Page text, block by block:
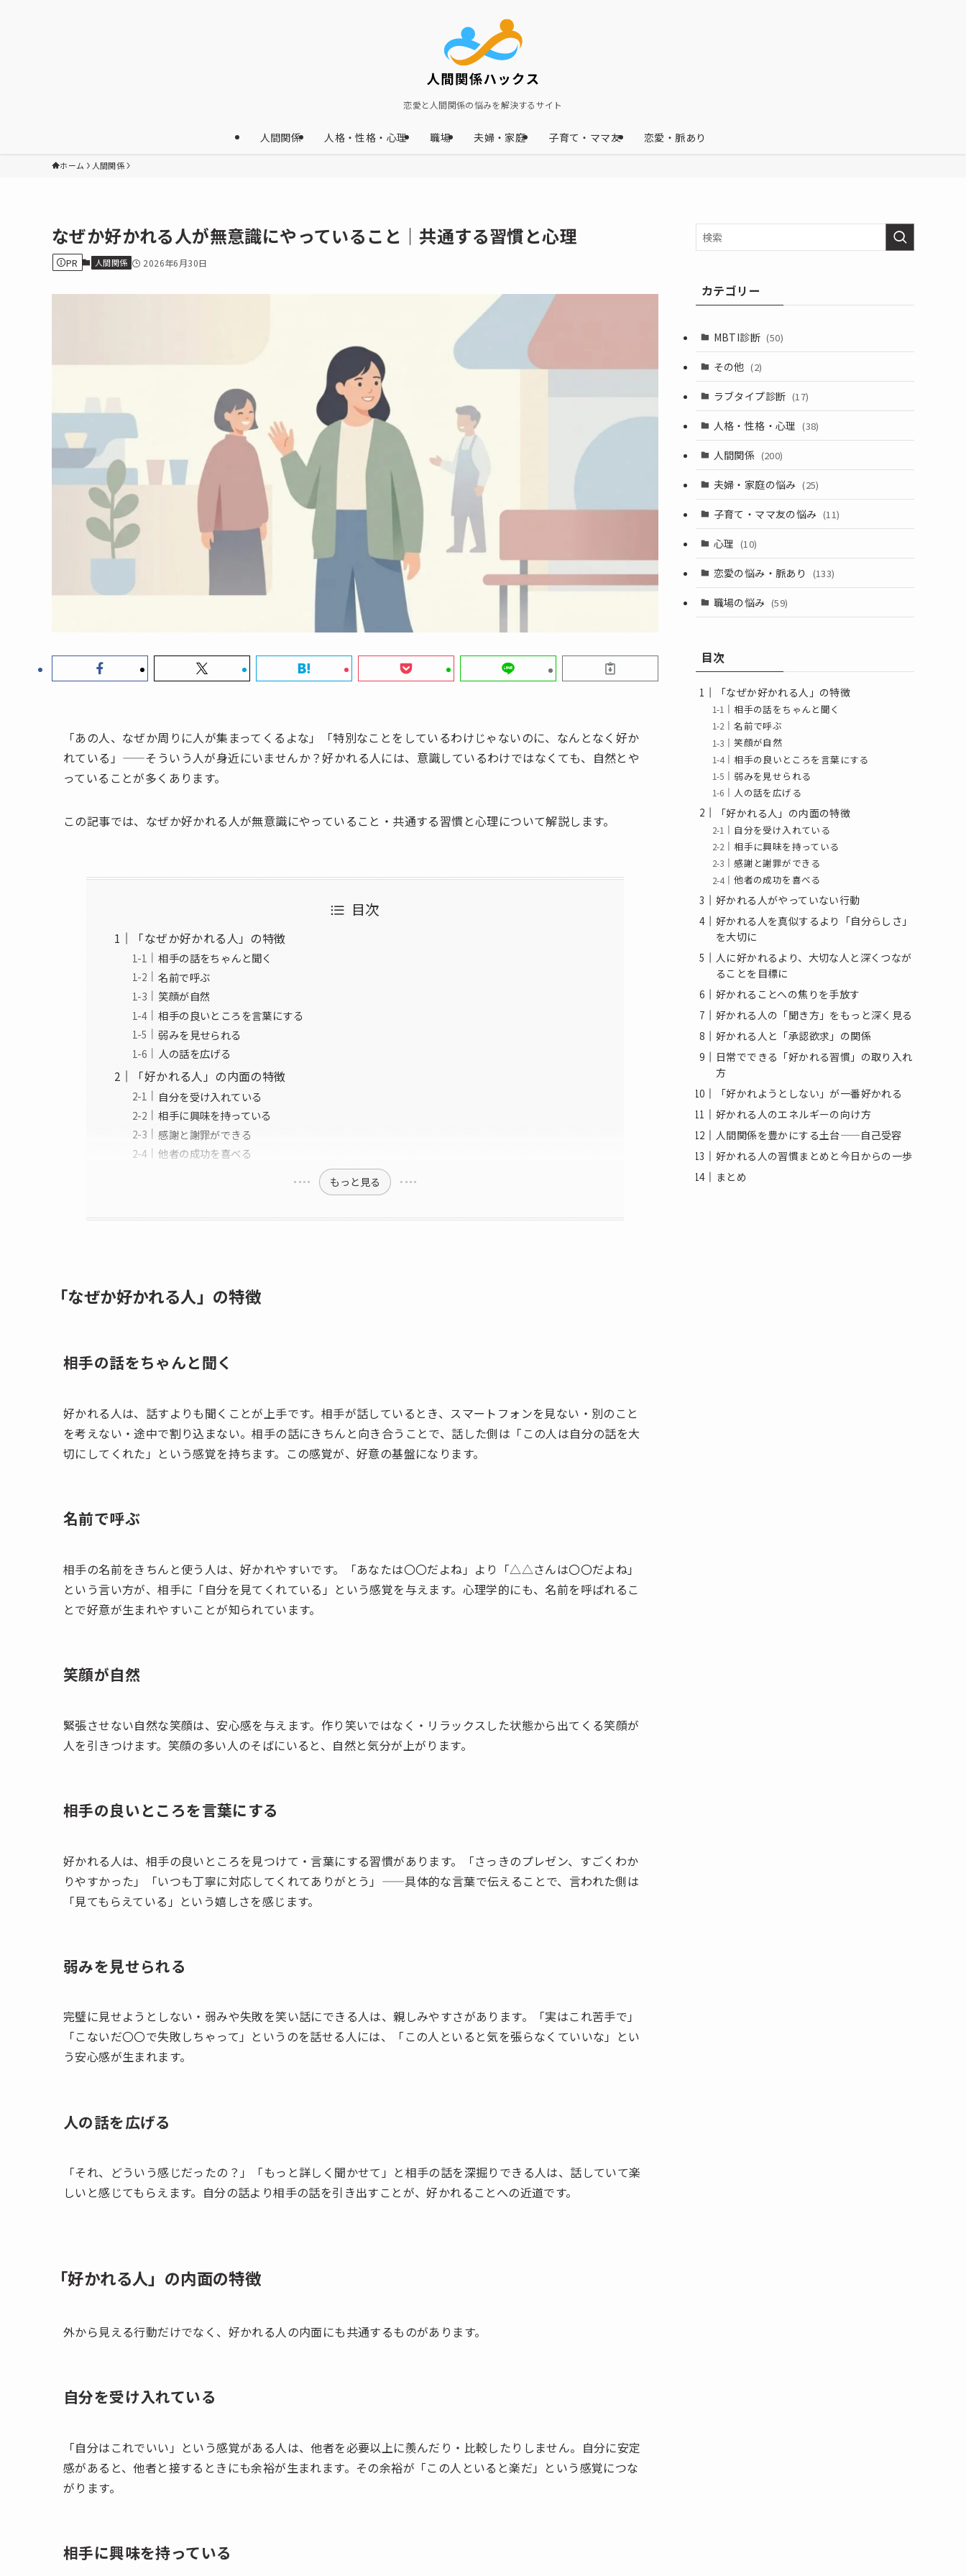
恋愛と人間関係の悩みを解決するサイト
人間関係 人格・性格・心理 職場 夫婦・家庭 子育て・ママ友 恋愛・脈あり
ホーム 人間関係
なぜか好かれる人が無意識にやっていること｜共通する習慣と心理
PR 人間関係 2026年6月30日
「あの人、なぜか周りに人が集まってくるよな」「特別なことをしているわけじゃないのに、なんとなく好か
れている」——そういう人が身近にいませんか？好かれる人には、意識しているわけではなくても、自然とや
っていることが多くあります。
この記事では、なぜか好かれる人が無意識にやっていること・共通する習慣と心理について解説します。
目次
「なぜか好かれる人」の特徴
相手の話をちゃんと聞く
名前で呼ぶ
笑顔が自然
相手の良いところを言葉にする
弱みを見せられる
人の話を広げる
「好かれる人」の内面の特徴
自分を受け入れている
相手に興味を持っている
感謝と謝罪ができる
他者の成功を喜べる
もっと見る
「なぜか好かれる人」の特徴
相手の話をちゃんと聞く
好かれる人は、話すよりも聞くことが上手です。相手が話しているとき、スマートフォンを見ない・別のこと
を考えない・途中で割り込まない。相手の話にきちんと向き合うことで、話した側は「この人は自分の話を大
切にしてくれた」という感覚を持ちます。この感覚が、好意の基盤になります。
名前で呼ぶ
相手の名前をきちんと使う人は、好かれやすいです。「あなたは〇〇だよね」より「△△さんは〇〇だよね」
という言い方が、相手に「自分を見てくれている」という感覚を与えます。心理学的にも、名前を呼ばれるこ
とで好意が生まれやすいことが知られています。
笑顔が自然
緊張させない自然な笑顔は、安心感を与えます。作り笑いではなく・リラックスした状態から出てくる笑顔が
人を引きつけます。笑顔の多い人のそばにいると、自然と気分が上がります。
相手の良いところを言葉にする
好かれる人は、相手の良いところを見つけて・言葉にする習慣があります。「さっきのプレゼン、すごくわか
りやすかった」「いつも丁寧に対応してくれてありがとう」——具体的な言葉で伝えることで、言われた側は
「見てもらえている」という嬉しさを感じます。
弱みを見せられる
完璧に見せようとしない・弱みや失敗を笑い話にできる人は、親しみやすさがあります。「実はこれ苦手で」
「こないだ〇〇で失敗しちゃって」というのを話せる人には、「この人といると気を張らなくていいな」とい
う安心感が生まれます。
人の話を広げる
「それ、どういう感じだったの？」「もっと詳しく聞かせて」と相手の話を深掘りできる人は、話していて楽
しいと感じてもらえます。自分の話より相手の話を引き出すことが、好かれることへの近道です。
「好かれる人」の内面の特徴
外から見える行動だけでなく、好かれる人の内面にも共通するものがあります。
自分を受け入れている
「自分はこれでいい」という感覚がある人は、他者を必要以上に羨んだり・比較したりしません。自分に安定
感があると、他者と接するときにも余裕が生まれます。その余裕が「この人といると楽だ」という感覚につな
がります。
相手に興味を持っている
カテゴリー
MBTI診断 (50)
その他 (2)
ラブタイプ診断 (17)
人格・性格・心理 (38)
人間関係 (200)
夫婦・家庭の悩み (25)
子育て・ママ友の悩み (11)
心理 (10)
恋愛の悩み・脈あり (133)
職場の悩み (59)
目次
「なぜか好かれる人」の特徴
相手の話をちゃんと聞く
名前で呼ぶ
笑顔が自然
相手の良いところを言葉にする
弱みを見せられる
人の話を広げる
「好かれる人」の内面の特徴
自分を受け入れている
相手に興味を持っている
感謝と謝罪ができる
他者の成功を喜べる
好かれる人がやっていない行動
好かれる人を真似するより「自分らしさ」
を大切に
人に好かれるより、大切な人と深くつなが
ることを目標に
好かれることへの焦りを手放す
好かれる人の「聞き方」をもっと深く見る
好かれる人と「承認欲求」の関係
日常でできる「好かれる習慣」の取り入れ
方
「好かれようとしない」が一番好かれる
好かれる人のエネルギーの向け方
人間関係を豊かにする土台——自己受容
好かれる人の習慣まとめと今日からの一歩
まとめ